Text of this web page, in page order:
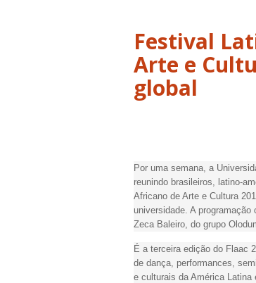
Festival
Arte e
global
Por uma semana, a
reunindo brasileiros, latino-
Africano de Arte e Cultura
universidade. A
Zeca Baleiro, do grupo
É a terceira edição do Flaac
de dança, performances,
e culturais da América